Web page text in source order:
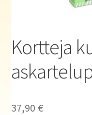
Haluatko kirjailijaksi?
Kortteja
37,90 €